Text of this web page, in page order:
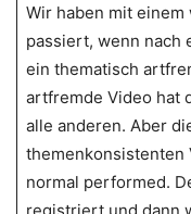
Wir haben mit
passiert, wenn nach
ein thematisch
artfremde Video hat
alle anderen. Aber
themenkonsistenten
normal performed.
registriert und dann